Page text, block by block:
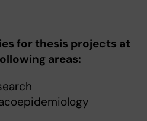
for thesis projects at
areas: